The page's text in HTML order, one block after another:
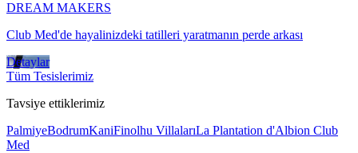
DREAM MAKERS
Club Med'de hayalinizdeki tatilleri yaratmanın perde arkası
Detaylar
Tüm Tesislerimiz
Tavsiye ettiklerimiz
PalmiyeBodrumKaniFinolhu VillalarıLa Plantation d'Albion Club
Med